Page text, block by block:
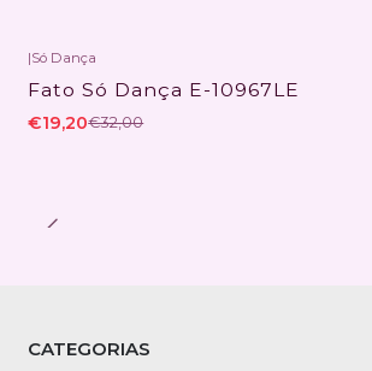
|Só Dança
Fato Só Dança E-10967LE
€19,20€32,00
CATEGORIAS